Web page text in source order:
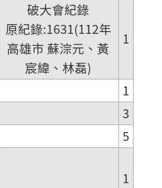
破大會紀錄
原紀錄:1631(112年
高雄市 蘇淙元、黃
宸緯、林磊)
1
1
3
5
1